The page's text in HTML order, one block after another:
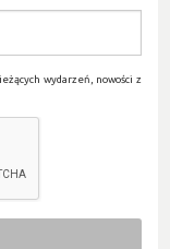
wydarzeń, nowości z